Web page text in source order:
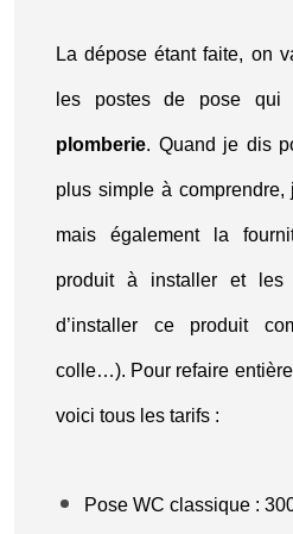
La dépose étant faite, on
les postes de pose qui
plomberie. Quand je dis
plus simple à comprendre,
mais également la
produit à installer et les
d’installer ce produit
colle…). Pour refaire
voici tous les tarifs :
Pose WC classique :